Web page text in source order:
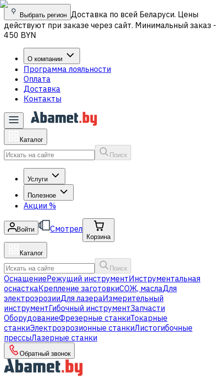
Выбрать регион Доставка по всей Беларуси. Цены
действуют при заказе через сайт. Минимальный заказ -
450 BYN
О компании
Программа лояльности
Оплата
Доставка
Контакты
Каталог
Поиск
Услуги
Полезное
Акции %
Войти Смотрел
Корзина
Каталог
Поиск
ОснащениеРежущий инструментИнструментальная
оснасткаКрепление заготовкиСОЖ, маслаДля
электроэрозииДля лазераИзмерительный
инструментГибочный инструментЗапчасти
ОборудованиеФрезерные станкиТокарные
станкиЭлектроэрозионные станкиЛистогибочные
прессыЛазерные станки
Обратный звонок